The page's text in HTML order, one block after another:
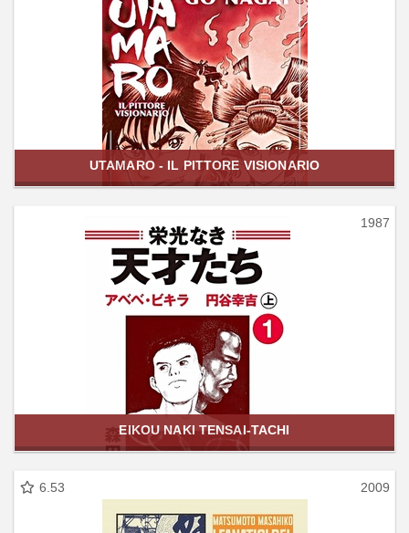
UTAMARO - IL PITTORE VISIONARIO
1987
EIKOU NAKI TENSAI-TACHI
6.53 2009